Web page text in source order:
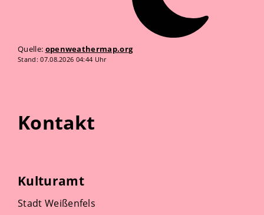
Quelle: openweathermap.org
Stand: 07.08.2026 04:44 Uhr
Kontakt
Kulturamt
Stadt Weißenfels